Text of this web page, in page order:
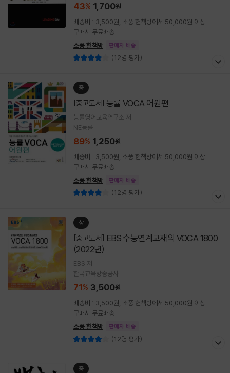
43% 1,700원
배송비 : 3,500원, 소풍 헌책방에서 50,000원 이상
구매시 무료배송
소풍 헌책방
판매자 배송
(12명 평가)
중
[중고도서] 능률 VOCA 어원편
능률영어교육연구소 저
NE능률
89% 1,250원
배송비 : 3,500원, 소풍 헌책방에서 50,000원 이상
구매시 무료배송
소풍 헌책방
판매자 배송
(12명 평가)
상
[중고도서]
(2022년)
EBS 저
한국교육방송공사
71% 3,500원
배송비 : 3,500원, 소풍 헌책방에서 50,000원 이상
구매시 무료배송
소풍 헌책방
판매자 배송
(12명 평가)
중